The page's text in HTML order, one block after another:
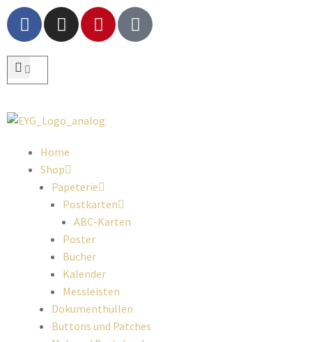
Home
Shop
Papeterie
Postkarten
ABC-Karten
Poster
Bücher
Kalender
Messleisten
Dokumenthüllen
Buttons und Patches